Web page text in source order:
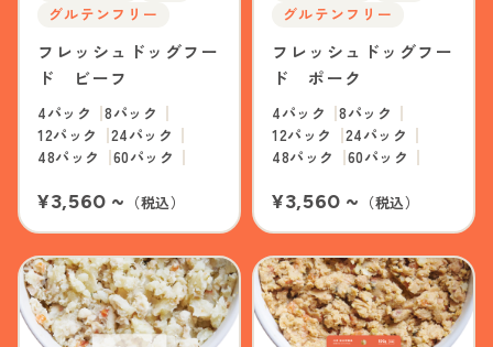
グルテンフリー
フレッシュドッグフー
ド ビーフ
4パック
8パック
12パック
24パック
48パック
60パック
¥3,560 ~ （税込）
グルテンフリー
フレッシュドッグフー
ド ポーク
4パック
8パック
12パック
24パック
48パック
60パック
¥3,560 ~ （税込）